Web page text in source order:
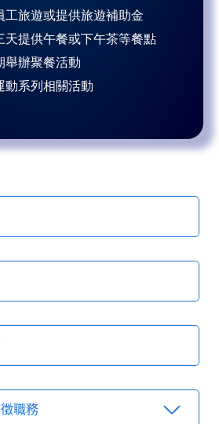
工旅遊或提供旅遊補助金
天提供午餐或下午茶等餐點
舉辦聚餐活動
動系列相關活動